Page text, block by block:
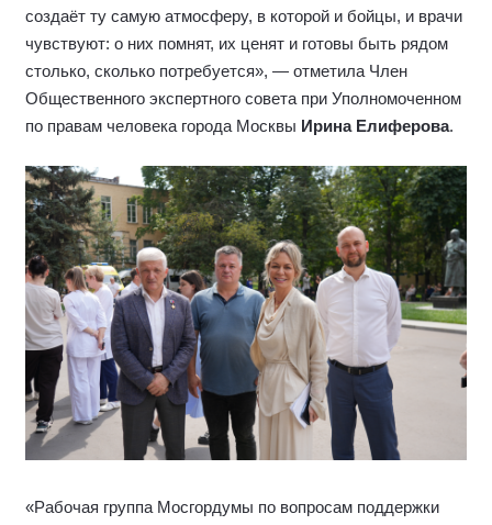
создаёт ту самую атмосферу, в которой и бойцы, и врачи
чувствуют: о них помнят, их ценят и готовы быть рядом
столько, сколько потребуется», — отметила Член
Общественного экспертного совета при Уполномоченном
по правам человека города Москвы Ирина Елиферова.
«Рабочая группа Мосгордумы по вопросам поддержки